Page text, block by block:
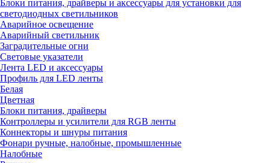
Блоки питания, драйверы и аксессуары для установки для
светодиодных светильников
Аварийное освещение
Аварийный светильник
Заградительные огни
Световые указатели
Лента LED и аксессуары
Профиль для LED ленты
Белая
Цветная
Блоки питания, драйверы
Контроллеры и усилители для RGB ленты
Коннекторы и шнуры питания
Фонари ручные, налобные, промышленные
Налобные